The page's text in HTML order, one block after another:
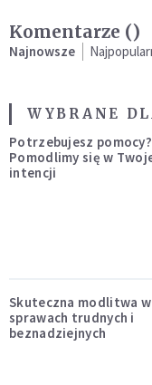
Komentarze ()
Najnowsze
WYBRANE
Potrzebujesz pomocy?
Pomodlimy się w
intencji
Skuteczna modlitwa w
sprawach trudnych i
beznadziejnych